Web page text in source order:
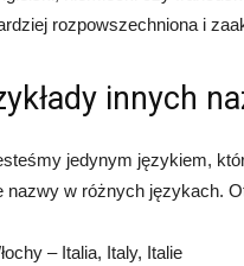
rozpowszechniona i
innych
jedynym językiem,
nazwy w różnych językach.
– Italia, Italy, Italie